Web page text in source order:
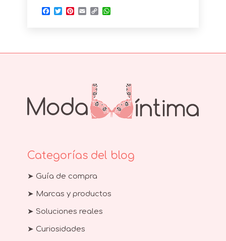
Facebook
TwitterPinterest
EmailCopyWhatsApp
Categorías del blog
➤ Guía de compra
➤ Marcas y productos
➤ Soluciones reales
➤ Curiosidades